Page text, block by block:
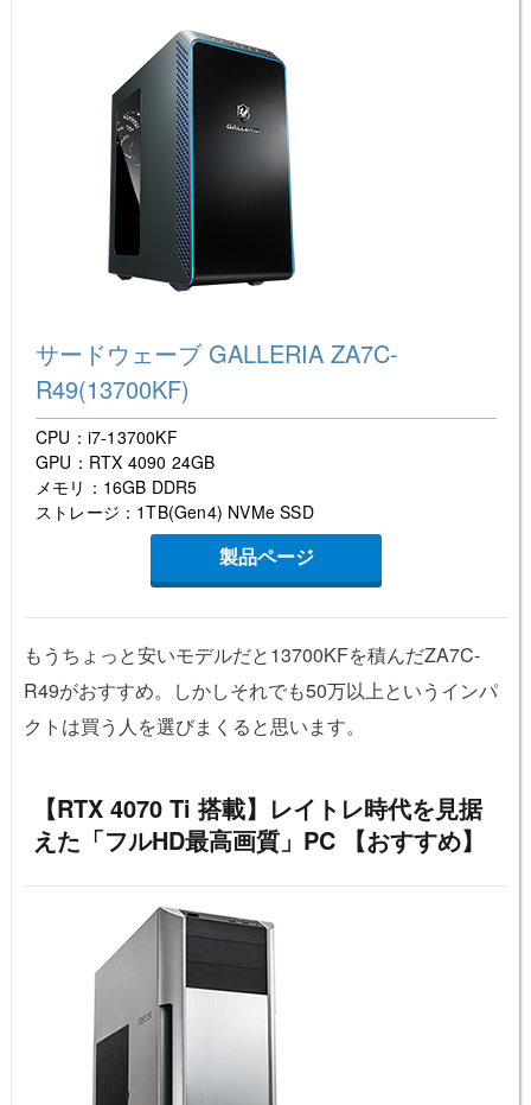
サードウェーブ GALLERIA ZA7C-
R49(13700KF)
CPU：i7-13700KF
GPU：RTX 4090 24GB
メモリ：16GB DDR5
ストレージ：1TB(Gen4) NVMe SSD
製品ページ
もうちょっと安いモデルだと13700KFを積んだZA7C-
R49がおすすめ。しかしそれでも50万以上というインパ
クトは買う人を選びまくると思います。
【RTX 4070 Ti 搭載】レイトレ時代を見据
えた「フルHD最高画質」PC 【おすすめ】